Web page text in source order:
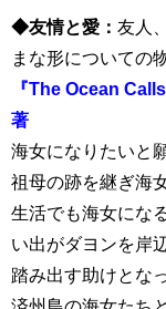
◆友情と愛： 友人
まな形についての
『The Ocean
著
海女になりたいと
祖母の跡を継ぎ海
生活でも海女にな
い出がダヨンを岸
踏み出す助けとな
済州島の海女たち